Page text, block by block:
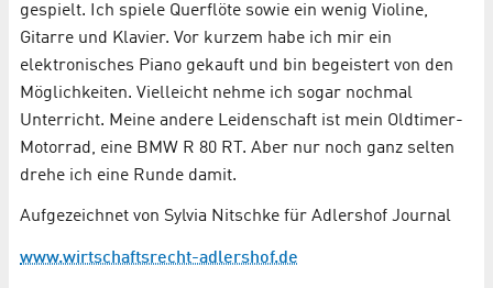
gespielt. Ich spiele Querflöte sowie ein wenig Violine,
Gitarre und Klavier. Vor kurzem habe ich mir ein
elektronisches Piano gekauft und bin begeistert von den
Möglichkeiten. Vielleicht nehme ich sogar nochmal
Unterricht. Meine andere Leidenschaft ist mein Oldtimer-
Motorrad, eine BMW R 80 RT. Aber nur noch ganz selten
drehe ich eine Runde damit.
Aufgezeichnet von Sylvia Nitschke für Adlershof Journal
www.wirtschaftsrecht-adlershof.de